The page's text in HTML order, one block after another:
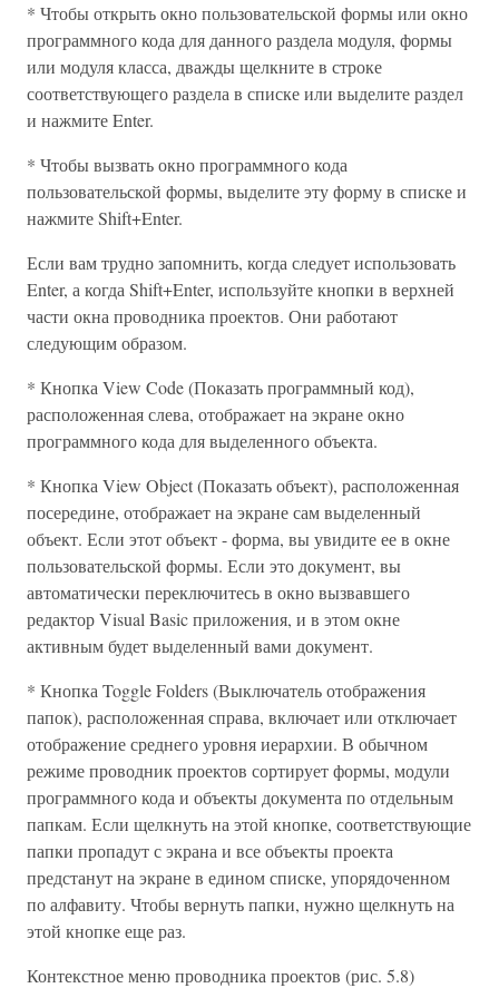
* Чтобы открыть окно пользовательской формы или окно
программного кода для данного раздела модуля, формы
или модуля класса, дважды щелкните в строке
соответствующего раздела в списке или выделите раздел
и нажмите Enter.
* Чтобы вызвать окно программного кода
пользовательской формы, выделите эту форму в списке и
нажмите Shift+Enter.
Если вам трудно запомнить, когда следует использовать
Enter, а когда Shift+Enter, используйте кнопки в верхней
части окна проводника проектов. Они работают
следующим образом.
* Кнопка View Code (Показать программный код),
расположенная слева, отображает на экране окно
программного кода для выделенного объекта.
* Кнопка View Object (Показать объект), расположенная
посередине, отображает на экране сам выделенный
объект. Если этот объект - форма, вы увидите ее в окне
пользовательской формы. Если это документ, вы
автоматически переключитесь в окно вызвавшего
редактор Visual Basic приложения, и в этом окне
активным будет выделенный вами документ.
* Кнопка Toggle Folders (Выключатель отображения
папок), расположенная справа, включает или отключает
отображение среднего уровня иерархии. В обычном
режиме проводник проектов сортирует формы, модули
программного кода и объекты документа по отдельным
папкам. Если щелкнуть на этой кнопке, соответствующие
папки пропадут с экрана и все объекты проекта
предстанут на экране в едином списке, упорядоченном
по алфавиту. Чтобы вернуть папки, нужно щелкнуть на
этой кнопке еще раз.
Контекстное меню проводника проектов (рис. 5.8)